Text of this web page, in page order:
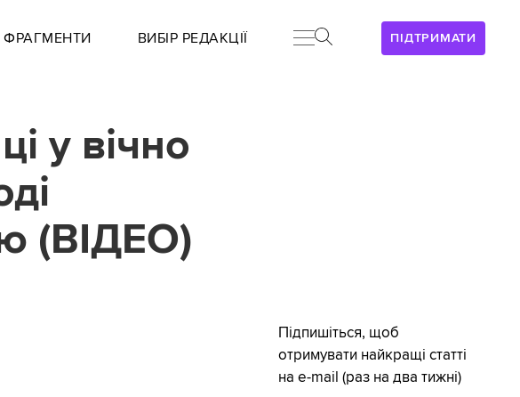
ПІДТРИМАТИ
ФРАГМЕНТИ ВИБІР РЕДАКЦІЇ
у вічно
(ВІДЕО)
Підпишіться, щоб
отримувати найкращі статті
на e-mail (раз на два тижні)